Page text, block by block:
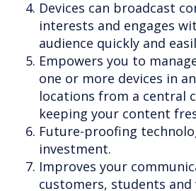
Devices can broadcast
interests and engages
audience quickly and
Empowers you to
one or more devices in
locations from a central
keeping your content
Future-proofing
investment.
Improves your
customers, students